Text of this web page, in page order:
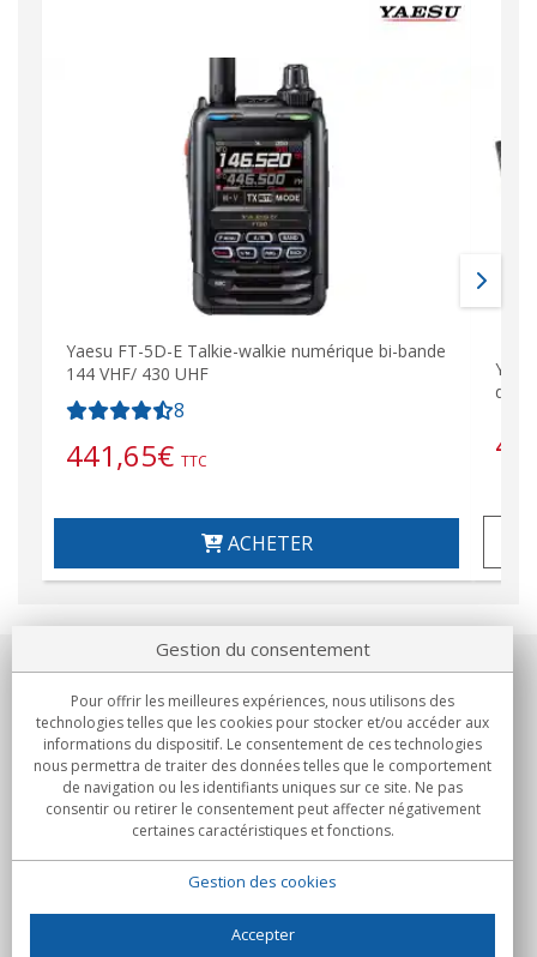
Yaesu FT-5D-E Talkie-walkie numérique bi-bande
144 VHF/ 430 UHF
8
441,65€ TTC
ACHETER
Notre société
Engagements
Achats
Gestion du consentement
Pour offrir les meilleures expériences, nous utilisons des
technologies telles que les cookies pour stocker et/ou accéder aux
informations du dispositif. Le consentement de ces technologies
nous permettra de traiter des données telles que le comportement
de navigation ou les identifiants uniques sur ce site. Ne pas
consentir ou retirer le consentement peut affecter négativement
certaines caractéristiques et fonctions.
Gestion des cookies
Accepter